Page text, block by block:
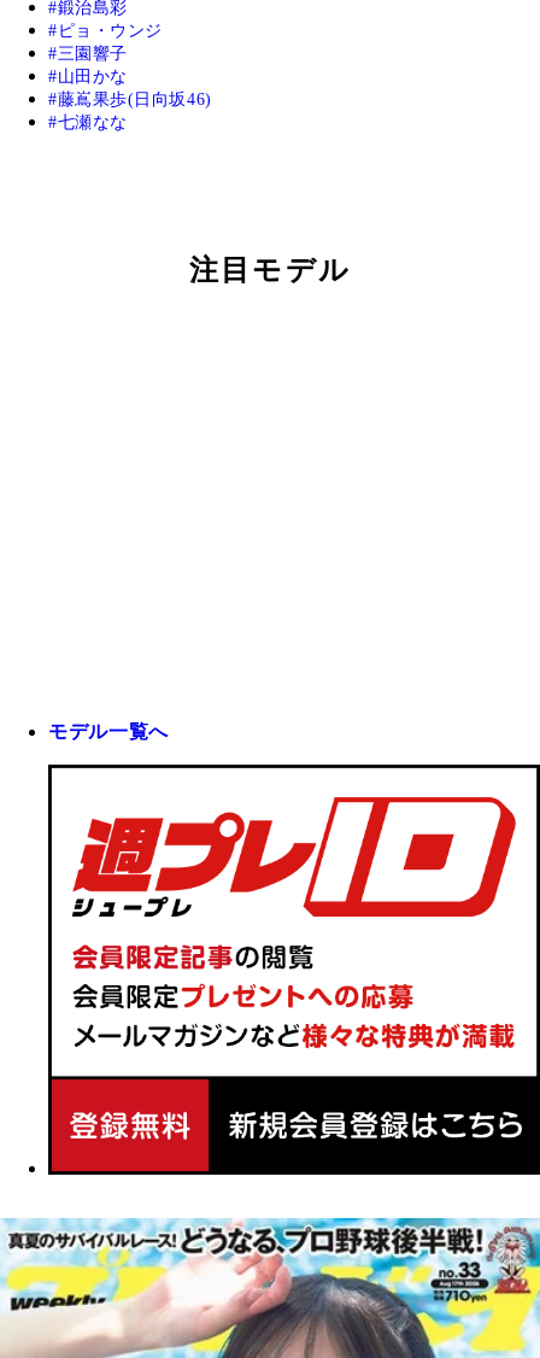
鍛治島彩
ピョ・ウンジ
三園響子
山田かな
藤嶌果歩(日向坂46)
七瀬なな
注目モデル
モデル一覧へ